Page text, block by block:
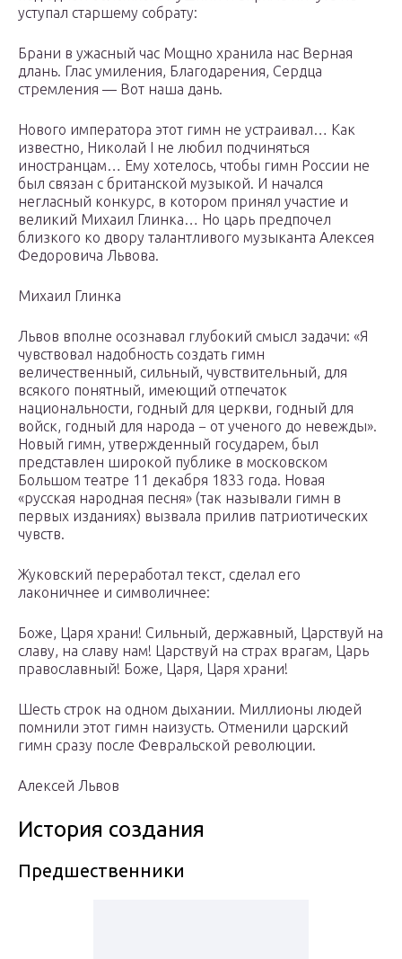
уступал старшему собрату:
Брани в ужасный час Мощно хранила нас Верная
длань. Глас умиления, Благодарения, Сердца
стремления — Вот наша дань.
Нового императора этот гимн не устраивал… Как
известно, Николай I не любил подчиняться
иностранцам… Ему хотелось, чтобы гимн России не
был связан с британской музыкой. И начался
негласный конкурс, в котором принял участие и
великий Михаил Глинка… Но царь предпочел
близкого ко двору талантливого музыканта Алексея
Федоровича Львова.
Михаил Глинка
Львов вполне осознавал глубокий смысл задачи: «Я
чувствовал надобность создать гимн
величественный, сильный, чувствительный, для
всякого понятный, имеющий отпечаток
национальности, годный для церкви, годный для
войск, годный для народа − от ученого до невежды».
Новый гимн, утвержденный государем, был
представлен широкой публике в московском
Большом театре 11 декабря 1833 года. Новая
«русская народная песня» (так называли гимн в
первых изданиях) вызвала прилив патриотических
чувств.
Жуковский переработал текст, сделал его
лаконичнее и символичнее:
Боже, Царя храни! Сильный, державный, Царствуй на
славу, на славу нам! Царствуй на страх врагам, Царь
православный! Боже, Царя, Царя храни!
Шесть строк на одном дыхании. Миллионы людей
помнили этот гимн наизусть. Отменили царский
гимн сразу после Февральской революции.
Алексей Львов
История создания
Предшественники